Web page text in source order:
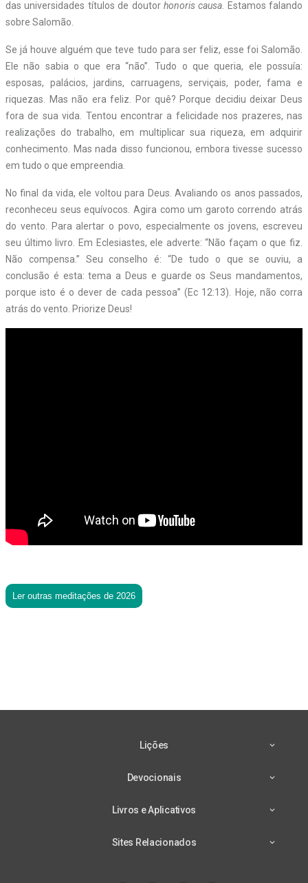
das universidades títulos de doutor honoris causa . Estamos falando
sobre Salomão.
Se já houve alguém que teve tudo para ser feliz, esse foi Salomão.
Ele não sabia o que era “não”. Tudo o que queria, ele possuía:
esposas, palácios, jardins, carruagens, serviçais, poder, fama e
riquezas. Mas não era feliz. Por quê? Porque decidiu deixar Deus
fora de sua vida. Tentou encontrar a felicidade nos prazeres, nas
realizações do trabalho, em multiplicar sua riqueza, em adquirir
conhecimento. Mas nada disso funcionou, embora tivesse sucesso
em tudo o que empreendia.
No final da vida, ele voltou para Deus. Avaliando os anos passados,
reconheceu seus equívocos. Agira como um garoto correndo atrás
do vento. Para alertar o povo, especialmente os jovens, escreveu
seu último livro. Em Eclesiastes, ele adverte: “Não façam o que fiz.
Não compensa.” Seu conselho é: “De tudo o que se ouviu, a
conclusão é esta: tema a Deus e guarde os Seus mandamentos,
porque isto é o dever de cada pessoa” (Ec 12:13). Hoje, não corra
atrás do vento. Priorize Deus!
Ler outras meditações de 2026
Lições
Devocionais
Livros e Aplicativos
Sites Relacionados